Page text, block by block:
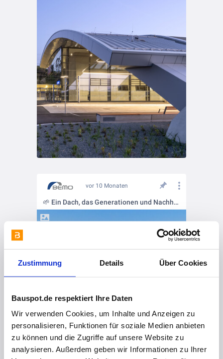
Zustimmung Details Über Cookies
Bauspot.de respektiert Ihre Daten
Wir verwenden Cookies, um Inhalte und Anzeigen zu
personalisieren, Funktionen für soziale Medien anbieten
zu können und die Zugriffe auf unsere Website zu
analysieren. Außerdem geben wir Informationen zu Ihrer
vor 10 Monaten
🌱 Ein Dach, das Generationen und Nachhaltigkeit verbindet